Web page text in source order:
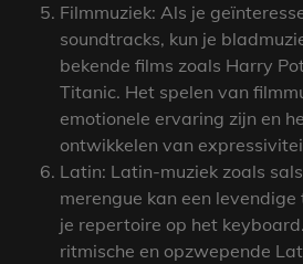
Filmmuziek: Als je
soundtracks, kun je
bekende films zoals Harry
Titanic. Het spelen van
emotionele ervaring zijn en
ontwikkelen van
Latin: Latin-muziek zoals
merengue kan een
je repertoire op het
ritmische en opzwepende